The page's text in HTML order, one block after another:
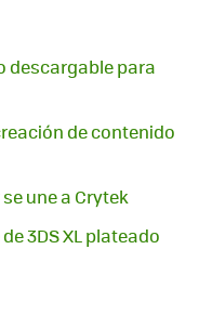
descargable para
de contenido
une a Crytek
3DS XL plateado